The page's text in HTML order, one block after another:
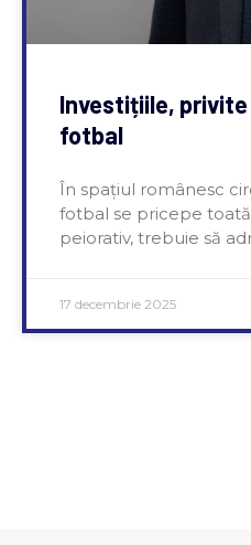
Investițiile,
fotbal
În spațiul românesc
fotbal se pricepe toată
peiorativ, trebuie să
17 decembrie 2025